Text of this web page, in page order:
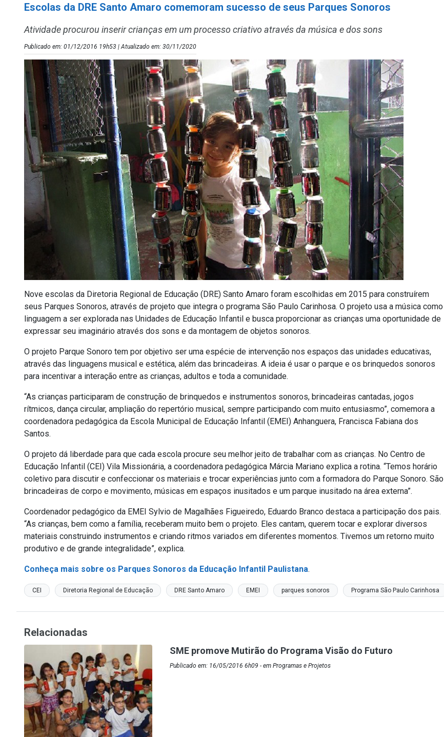
Escolas da DRE Santo Amaro comemoram sucesso de seus Parques Sonoros
Atividade procurou inserir crianças em um processo criativo através da música e dos sons
Publicado em: 01/12/2016 19h53 | Atualizado em: 30/11/2020
Nove escolas da Diretoria Regional de Educação (DRE) Santo Amaro foram escolhidas em 2015 para construírem
seus Parques Sonoros, através de projeto que integra o programa São Paulo Carinhosa. O projeto usa a música como
linguagem a ser explorada nas Unidades de Educação Infantil e busca proporcionar as crianças uma oportunidade de
expressar seu imaginário através dos sons e da montagem de objetos sonoros.
O projeto Parque Sonoro tem por objetivo ser uma espécie de intervenção nos espaços das unidades educativas,
através das linguagens musical e estética, além das brincadeiras. A ideia é usar o parque e os brinquedos sonoros
para incentivar a interação entre as crianças, adultos e toda a comunidade.
“As crianças participaram de construção de brinquedos e instrumentos sonoros, brincadeiras cantadas, jogos
rítmicos, dança circular, ampliação do repertório musical, sempre participando com muito entusiasmo”, comemora a
coordenadora pedagógica da Escola Municipal de Educação Infantil (EMEI) Anhanguera, Francisca Fabiana dos
Santos.
O projeto dá liberdade para que cada escola procure seu melhor jeito de trabalhar com as crianças. No Centro de
Educação Infantil (CEI) Vila Missionária, a coordenadora pedagógica Márcia Mariano explica a rotina. “Temos horário
coletivo para discutir e confeccionar os materiais e trocar experiências junto com a formadora do Parque Sonoro. São
brincadeiras de corpo e movimento, músicas em espaços inusitados e um parque inusitado na área externa”.
Coordenador pedagógico da EMEI Sylvio de Magalhães Figueiredo, Eduardo Branco destaca a participação dos pais.
“As crianças, bem como a família, receberam muito bem o projeto. Eles cantam, querem tocar e explorar diversos
materiais construindo instrumentos e criando ritmos variados em diferentes momentos. Tivemos um retorno muito
produtivo e de grande integralidade”, explica.
Conheça mais sobre os Parques Sonoros da Educação Infantil Paulistana.
CEI Diretoria Regional de Educação DRE Santo Amaro EMEI parques sonoros Programa São Paulo Carinhosa
Relacionadas
SME promove Mutirão do Programa Visão do Futuro
Publicado em: 16/05/2016 6h09 - em Programas e Projetos